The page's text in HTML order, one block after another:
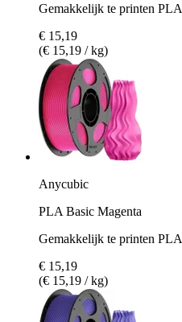
Gemakkelijk te printen PLA
€ 15,19
(€ 15,19 / kg)
Anycubic
PLA Basic Magenta
Gemakkelijk te printen PLA
€ 15,19
(€ 15,19 / kg)